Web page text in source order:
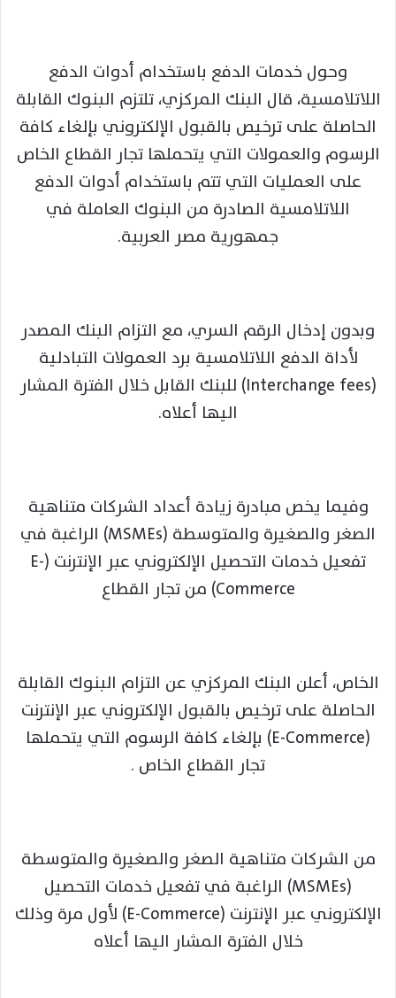
وحول خدمات الدفع باستخدام أدوات الدفع
اللاتلامسية، قال البنك المركزي، تلتزم البنوك القابلة
الحاصلة على ترخيص بالقبول الإلكتروني بإلغاء كافة
الرسوم والعمولات التي يتحملها تجار القطاع الخاص
على العمليات التي تتم باستخدام أدوات الدفع
اللاتلامسية الصادرة من البنوك العاملة في
جمهورية مصر العربية.
وبدون إدخال الرقم السري، مع التزام البنك المصدر
لأداة الدفع اللاتلامسية برد العمولات التبادلية
(Interchange fees) للبنك القابل خلال الفترة المشار
اليها أعلاه.
وفيما يخص مبادرة زيادة أعداد الشركات متناهية
الصغر والصغيرة والمتوسطة (MSMEs) الراغبة في
تفعيل خدمات التحصيل الإلكتروني عبر الإنترنت (E-
Commerce) من تجار القطاع
الخاص، أعلن البنك المركزي عن التزام البنوك القابلة
الحاصلة على ترخيص بالقبول الإلكتروني عبر الإنترنت
(E-Commerce) بإلغاء كافة الرسوم التي يتحملها
تجار القطاع الخاص .
من الشركات متناهية الصغر والصغيرة والمتوسطة
(MSMEs) الراغبة في تفعيل خدمات التحصيل
الإلكتروني عبر الإنترنت (E-Commerce) لأول مرة وذلك
خلال الفترة المشار اليها أعلاه